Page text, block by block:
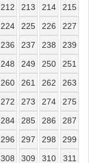
212 213 214
215
224 225 226
227
236 237 238
239
248 249 250
251
260 261 262
263
272 273 274
275
284 285 286
287
296 297 298
299
308 309 310
311